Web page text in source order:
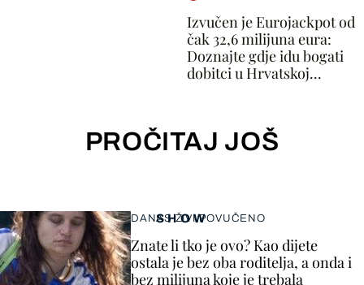
Izvučen je Eurojackpot od
čak 32,6 milijuna eura:
Doznajte gdje idu bogati
dobitci u Hrvatskoj...
PROČITAJ JOŠ
SHOW
DANAS ŽIVI POVUČENO
Znate li tko je ovo? Kao dijete
ostala je bez oba roditelja, a onda i
bez milijuna koje je trebala